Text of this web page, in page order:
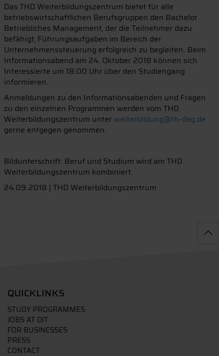
Das THD Weiterbildungszentrum bietet für alle
betriebswirtschaftlichen Berufsgruppen den Bachelor
Betriebliches Management, der die Teilnehmer dazu
befähigt, Führungsaufgaben im Bereich der
Unternehmenssteuerung erfolgreich zu begleiten. Beim
Informationsabend am 24. Oktober 2018 können sich
Interessierte um 18:00 Uhr über den Studiengang
informieren.
Anmeldungen zu den Informationsabenden und Fragen
zu den einzelnen Programmen werden vom THD
Weiterbildungszentrum unter weiterbildung@th-deg.de
gerne entgegen genommen.
Bildunterschrift: Beruf und Studium wird am THD
Weiterbildungszentrum kombiniert.
24.09.2018 | THD Weiterbildungszentrum
QUICKLINKS
STUDY PROGRAMMES
JOBS AT DIT
FOR BUSINESSES
PRESS
CONTACT